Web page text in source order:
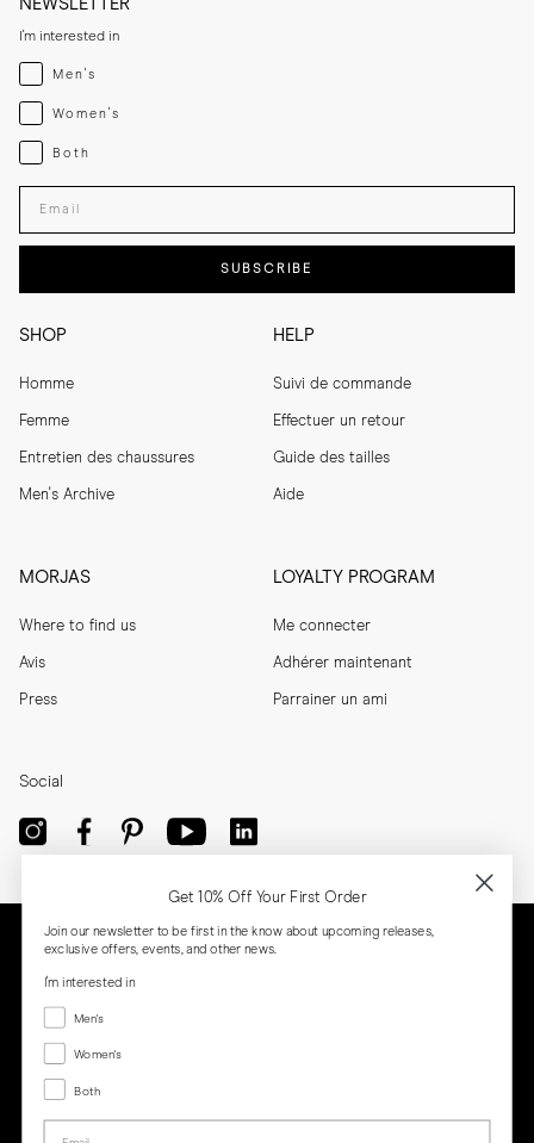
SHOP
Homme
Femme
Entretien des chaussures
Men's Archive
HELP
Suivi de commande
Effectuer un retour
Guide des tailles
Aide
MORJAS
Where to find us
Avis
Press
LOYALTY PROGRAM
Me connecter
Adhérer maintenant
Parrainer un ami
NEWSLETTER
I'm interested in
Menswear
Men's
Womenswear
Women's
Both
Both
Enter your email adress
SUBSCRIBE
Social
Get 10% Off Your First Order
Join our newsletter to be first in the know about upcoming releases,
exclusive offers, events, and other news.
I'm interested in
Menswear
Men's
Women's
Women's
Both
Both
Email